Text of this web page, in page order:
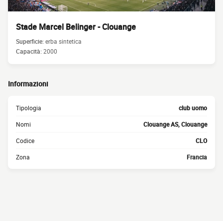
Stade Marcel Belinger - Clouange
Superficie:erba sintetica
Capacità:2000
Informazioni
Tipologia club uomo
Nomi Clouange AS, Clouange
Codice CLO
Zona Francia